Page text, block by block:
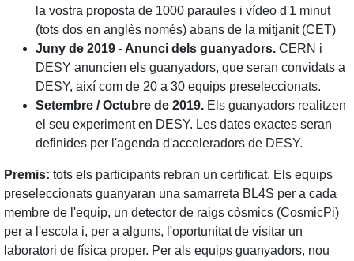
la vostra proposta de 1000 paraules i vídeo d'1 minut
(tots dos en anglès només) abans de la mitjanit (CET)
Juny de 2019 - Anunci dels guanyadors. CERN i
DESY anuncien els guanyadors, que seran convidats a
DESY, així com de 20 a 30 equips preseleccionats.
Setembre / Octubre de 2019. Els guanyadors realitzen
el seu experiment en DESY. Les dates exactes seran
definides per l'agenda d'acceleradors de DESY.
Premis: tots els participants rebran un certificat. Els equips
preseleccionats guanyaran una samarreta BL4S per a cada
membre de l'equip, un detector de raigs còsmics (CosmicPi)
per a l'escola i, per a alguns, l'oportunitat de visitar un
laboratori de física proper. Per als equips guanyadors, nou